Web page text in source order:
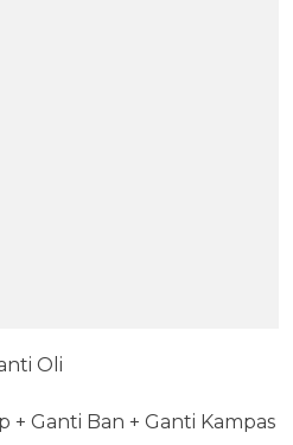
Oli
+ Ganti Ban + Ganti Kampas